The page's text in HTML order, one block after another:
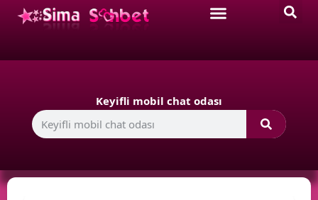
Keyifli mobil chat odası